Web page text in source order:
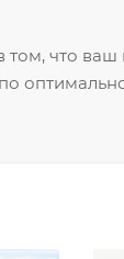
том, что ваш